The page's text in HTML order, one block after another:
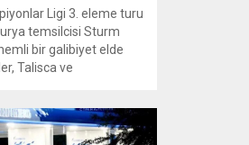
Ligi 3. eleme turu
temsilcisi Sturm
bir galibiyet elde
Talisca ve
sonrası takım yönetimi
ve gelecek